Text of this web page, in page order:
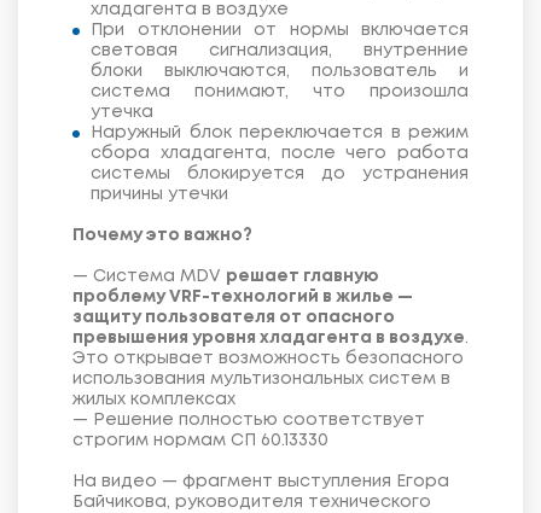
хладагента в воздухе
При отклонении от нормы включается
световая сигнализация, внутренние
блоки выключаются, пользователь и
система понимают, что произошла
утечка
Наружный блок переключается в режим
сбора хладагента, после чего работа
системы блокируется до устранения
причины утечки
Почему это важно?
— Система MDV решает главную
проблему VRF-технологий в жилье —
защиту пользователя от опасного
превышения уровня хладагента в воздухе.
Это открывает возможность безопасного
использования мультизональных систем в
жилых комплексах
— Решение полностью соответствует
строгим нормам СП 60.13330
На видео — фрагмент выступления Егора
Байчикова, руководителя технического